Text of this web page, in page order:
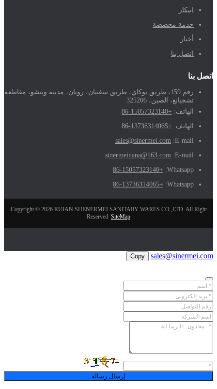
ابتكار
خدمة مخصصة
أخبار
اتصل بنا
اتصل بنا
رقم 159، طريق يوكاي، طريق تينغتيان، رويان، مدينة ونتشو، مقاطعة
تشجيانغ، الصين، 325206
الهاتف: +86-15057323140
الهاتف: +86-13736314065
E-mail:
sales@sinermei.com
E-mail:
sinermeinana@163.com
Whatsapp:
+86-15057323140
Whatsapp:
+86-13736314065
Copyright © 2026 RUIAN SHENERMEI SANITARY WARES CO.,LTD. All Right
Reserved SiteMap
sales@sinermei.com
Copy
إرسال رسالة